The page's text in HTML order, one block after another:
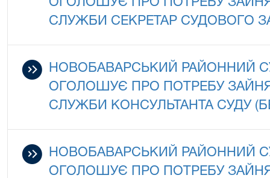
ОГОЛОШУЄ ПРО ПОТРЕБУ
СЛУЖБИ СЕКРЕТАР СУДОВОГО
НОВОБАВАРСЬКИЙ РАЙОННИЙ
ОГОЛОШУЄ ПРО ПОТРЕБУ
СЛУЖБИ КОНСУЛЬТАНТА СУДУ
НОВОБАВАРСЬКИЙ РАЙОННИЙ
ОГОЛОШУЄ ПРО ПОТРЕБУ